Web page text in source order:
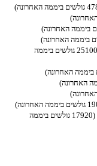
(25100 גולשים ביממה
(17920 גולשים ביממה